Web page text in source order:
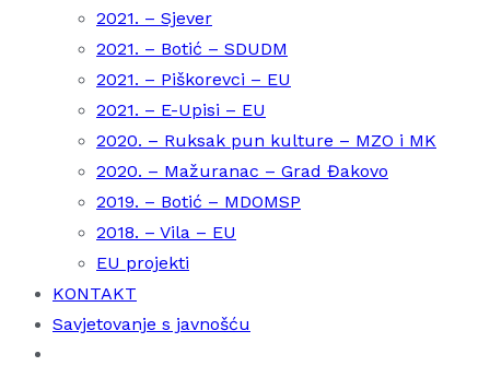
2021. – Sjever
2021. – Botić – SDUDM
2021. – Piškorevci – EU
2021. – E-Upisi – EU
2020. – Ruksak pun kulture – MZO i MK
2020. – Mažuranac – Grad Đakovo
2019. – Botić – MDOMSP
2018. – Vila – EU
EU projekti
KONTAKT
Savjetovanje s javnošću